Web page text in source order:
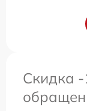
Скидка